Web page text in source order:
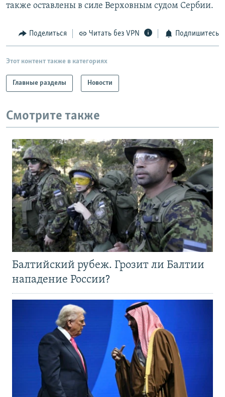
также оставлены в силе Верховным судом Сербии.
Поделиться Читать без VPN Подпишитесь
Этот контент также в категориях
Главные разделы Новости
Смотрите также
Балтийский рубеж. Грозит ли Балтии
нападение России?